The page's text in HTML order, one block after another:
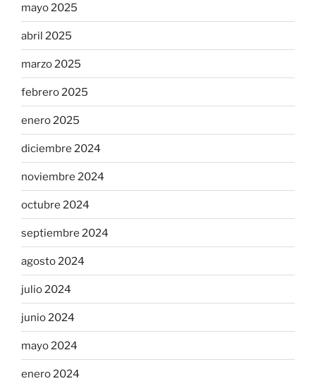
mayo 2025
abril 2025
marzo 2025
febrero 2025
enero 2025
diciembre 2024
noviembre 2024
octubre 2024
septiembre 2024
agosto 2024
julio 2024
junio 2024
mayo 2024
enero 2024